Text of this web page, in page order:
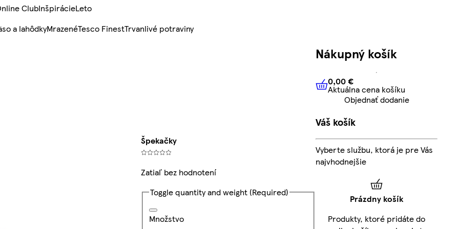
ClubInšpirácieLeto
a lahôdkyMrazenéTesco FinestTrvanlivé potraviny
Špekačky
Zatiaľ bez hodnotení
Toggle quantity and weight(Required)
Množstvo
Nákupný košík
0,00 € Aktuálna cena košíku
0,00 €
Aktuálna cena košíku
Objednať dodanie
Váš košík
Vyberte službu, ktorá je pre Vás
najvhodnejšie
Prázdny košík
Produkty, ktoré pridáte do